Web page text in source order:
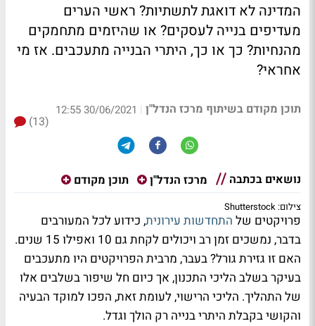
המדינה לא דואגת לתשתיות? ראשי הערים
מעדיפים בנייה לעסקים? או שהיזמים מתחמקים
מהנחיות? כך או כך, היתרי הבנייה מתעכבים. אז מי
אחראי?
תוכן מקודם בשיתוף מרכז הנדל"ן |
30/06/2021 12:55
(13)
נושאים בכתבה מרכז הנדל"ן תוכן מקודם
צילום: Shutterstock
פרויקטים של התחדשות עירונית, כידוע לכל המעורבים
בדבר, נמשכים זמן רב ויכולים לקחת גם 10 ואפילו 15 שנים.
האם זו גזירת גורל? בעבר, מרבית הפרויקטים היו מתעכבים
בעיקר בשלב הליכי התכנון, אך כיום חל שיפור בשלבים אלו
של התהליך. הליכי הרישוי, לעומת זאת, הפכו למוקד הבעיה
והקושי בקבלת היתרי בנייה רק הולך וגדל.